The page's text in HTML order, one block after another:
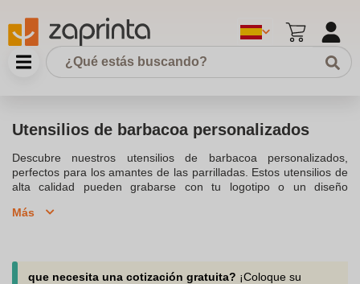
Utensilios de barbacoa personalizados
Descubre nuestros utensilios de barbacoa personalizados,
perfectos para los amantes de las parrilladas. Estos utensilios de
alta calidad pueden grabarse con tu logotipo o un diseño
entusiastas del BBQ. Elige entre una variedad de sets de
Más
que necesita una cotización gratuita? ¡Coloque su